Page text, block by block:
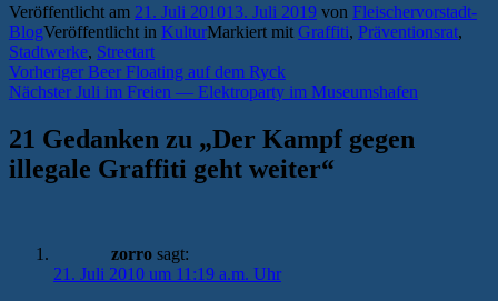
Veröffentlicht am 21. Juli 201013. Juli 2019 von Fleischervorstadt-
BlogVeröffentlicht in KulturMarkiert mit Graffiti, Präventionsrat,
Stadtwerke, Streetart
Beitragsnavigation
Vorheriger Vorheriger
Beitrag:
Beer Floating auf dem Ryck
Nächster Nächster
Juli im Freien — Elektroparty im Museumshafen
21 Gedanken zu „Der Kampf gegen
illegale Graffiti geht weiter“
zorro sagt:
21. Juli 2010 um 11:19 a.m. Uhr